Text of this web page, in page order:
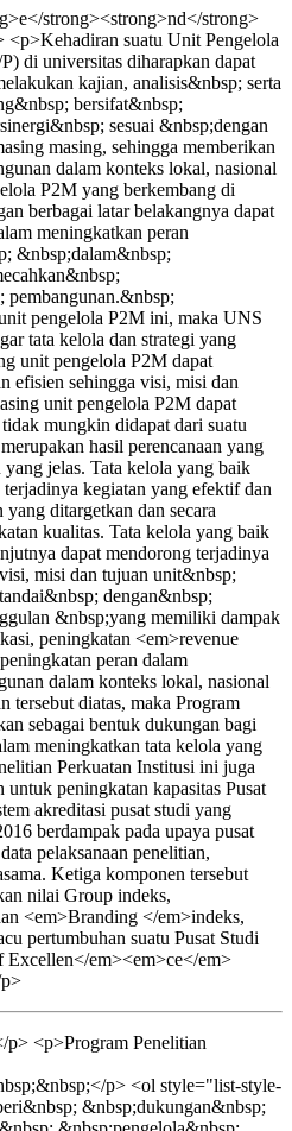
strong><strong>nd</strong>
suatu Unit Pengelola
di universitas diharapkan dapat
kajian, analisis&nbsp; serta
bersifat&nbsp;
sesuai &nbsp;dengan
masing, sehingga memberikan
dalam konteks lokal, nasional
P2M yang berkembang di
berbagai latar belakangnya dapat
meningkatkan peran
&nbsp;dalam&nbsp;
pembangunan.&nbsp;
pengelola P2M ini, maka UNS
tata kelola dan strategi yang
unit pengelola P2M dapat
efisien sehingga visi, misi dan
unit pengelola P2M dapat
mungkin didapat dari suatu
hasil perencanaan yang
yang jelas. Tata kelola yang baik
kegiatan yang efektif dan
yang ditargetkan dan secara
kualitas. Tata kelola yang baik
dapat mendorong terjadinya
misi dan tujuan unit&nbsp;
dengan&nbsp;
&nbsp;yang memiliki dampak
peningkatan <em>revenue
peran dalam
dalam konteks lokal, nasional
tersebut diatas, maka Program
sebagai bentuk dukungan bagi
meningkatkan tata kelola yang
Perkuatan Institusi ini juga
peningkatan kapasitas Pusat
akreditasi pusat studi yang
berdampak pada upaya pusat
pelaksanaan penelitian,
Ketiga komponen tersebut
nilai Group indeks,
<em>Branding </em>indeks,
pertumbuhan suatu Pusat Studi
Excellen</em><em>ce</em>
<p>Program Penelitian
p> <ol style="list-style-
&nbsp;dukungan&nbsp;